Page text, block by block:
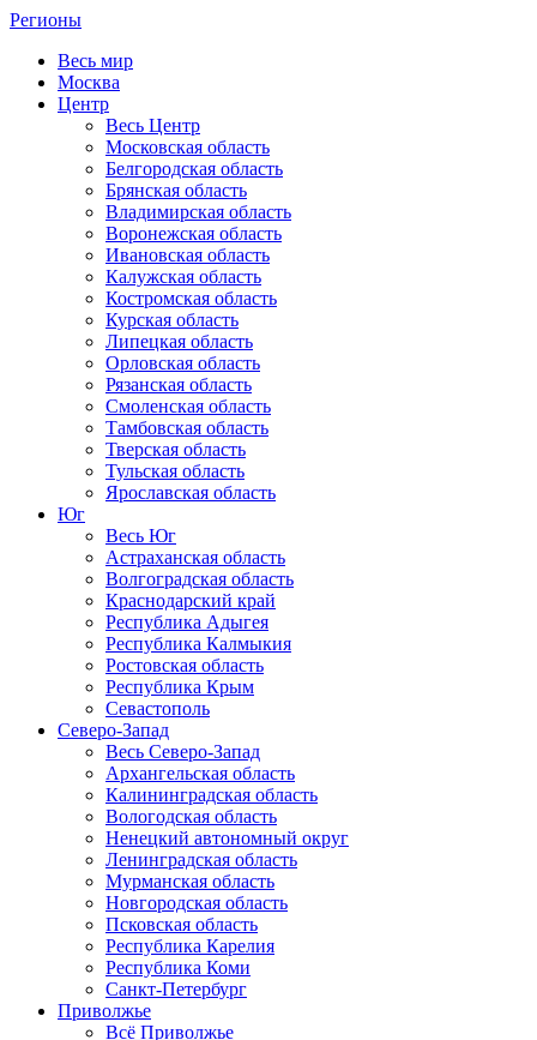
Регионы
Весь мир
Москва
Центр
Весь Центр
Московская область
Белгородская область
Брянская область
Владимирская область
Воронежская область
Ивановская область
Калужская область
Костромская область
Курская область
Липецкая область
Орловская область
Рязанская область
Смоленская область
Тамбовская область
Тверская область
Тульская область
Ярославская область
Юг
Весь Юг
Астраханская область
Волгоградская область
Краснодарский край
Республика Адыгея
Республика Калмыкия
Ростовская область
Республика Крым
Севастополь
Северо-Запад
Весь Северо-Запад
Архангельская область
Калининградская область
Вологодская область
Ненецкий автономный округ
Ленинградская область
Мурманская область
Новгородская область
Псковская область
Республика Карелия
Республика Коми
Санкт-Петербург
Приволжье
Всё Приволжье